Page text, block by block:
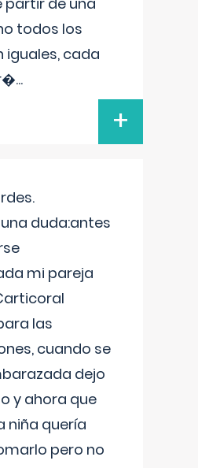
todos los
iguales, cada
...
+
duda:antes
mi pareja
las
cuando se
dejo
y ahora que
niña quería
pero no